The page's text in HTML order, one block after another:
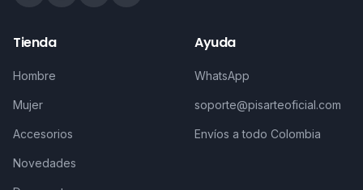
Tienda
Hombre
Mujer
Accesorios
Novedades
Ayuda
WhatsApp
soporte@pisarteoficial.com
Envíos a todo Colombia